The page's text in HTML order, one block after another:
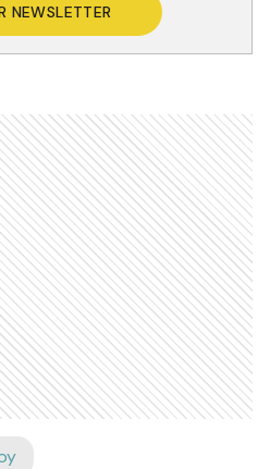
NEWSLETTER